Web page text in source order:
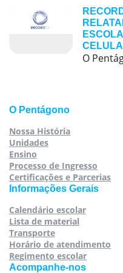
O Pentágono
Nossa História
Unidades
Ensino
Processo de Ingresso
Certificações e Parcerias
Informações Gerais
Calendário escolar
Lista de material
Transporte
Horário de atendimento
Regimento escolar
Acompanhe-nos